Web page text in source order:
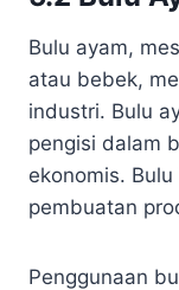
Bulu ayam,
atau bebek,
industri. Bulu
pengisi dalam
ekonomis.
pembuatan
Penggunaan